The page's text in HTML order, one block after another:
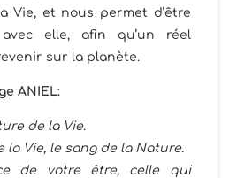
Vie, et nous permet d’être
elle, afin qu’un réel
sur la planète.
ANIEL:
de la Vie.
la Vie, le sang de la Nature.
de votre être, celle qui